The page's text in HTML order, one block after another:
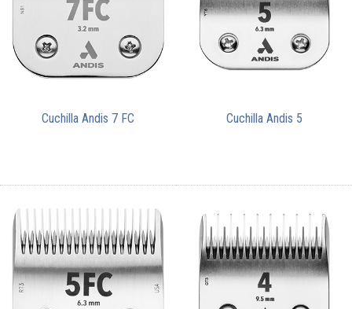
Cuchilla Andis 7 FC Cuchilla Andis 5